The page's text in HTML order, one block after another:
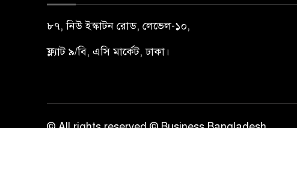
৮৭, নিউ ইস্কাটন রোড, লেভেল-১০,
ফ্ল্যাট ৯/বি, এসি মার্কেট, ঢাকা।
© All rights reserved © Business Bangladesh